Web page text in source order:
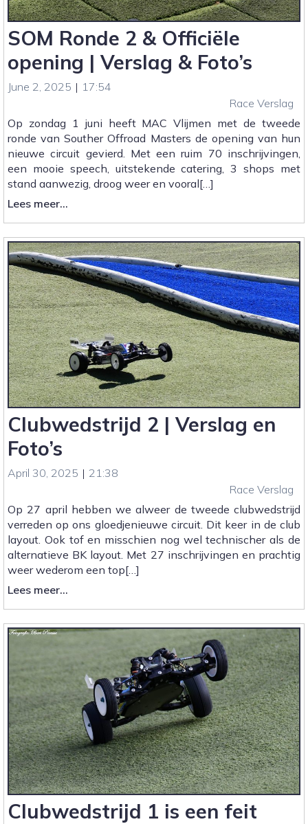
SOM Ronde 2 & Officiële
opening | Verslag & Foto’s
June 2, 2025 | 17:54
Race Verslag
Op zondag 1 juni heeft MAC Vlijmen met de tweede
ronde van Souther Offroad Masters de opening van hun
nieuwe circuit gevierd. Met een ruim 70 inschrijvingen,
een mooie speech, uitstekende catering, 3 shops met
stand aanwezig, droog weer en vooral[…]
Lees meer...
Ronde
2
&
Officiële
opening
|
Verslag
&
Foto’s
Clubwedstrijd 2 | Verslag en
Foto’s
April 30, 2025 | 21:38
Race Verslag
Op 27 april hebben we alweer de tweede clubwedstrijd
verreden op ons gloedjenieuwe circuit. Dit keer in de club
layout. Ook tof en misschien nog wel technischer als de
alternatieve BK layout. Met 27 inschrijvingen en prachtig
weer wederom een top[…]
Lees meer...
Clubwedstrijd
2
en
Foto’s
Clubwedstrijd 1 is een feit